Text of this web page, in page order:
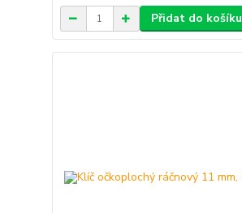
Přidat do košíku